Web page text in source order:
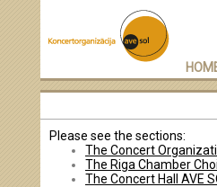
Please see the sections:
The Concert
The Riga Chamber
The Concert Hall AVE